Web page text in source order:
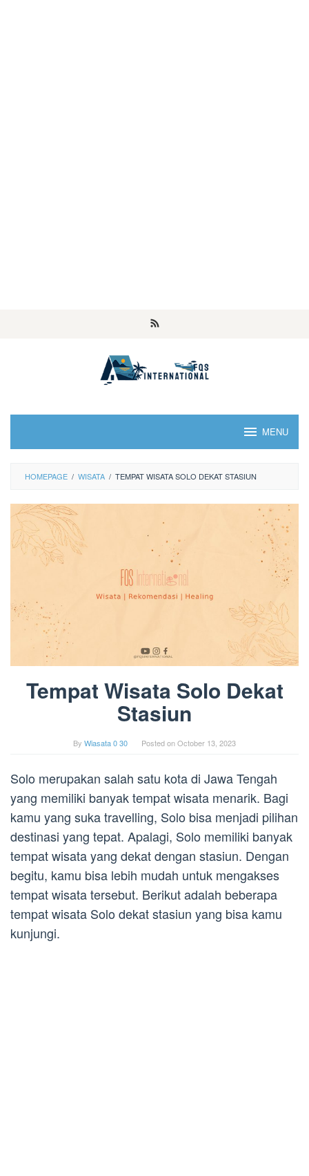
MENU
HOMEPAGE / WISATA / TEMPAT WISATA SOLO DEKAT STASIUN
Tempat Wisata Solo Dekat
Stasiun
By Wiasata 0 30 Posted onOctober 13, 2023
Solo merupakan salah satu kota di Jawa Tengah
yang memiliki banyak tempat wisata menarik. Bagi
kamu yang suka travelling, Solo bisa menjadi pilihan
destinasi yang tepat. Apalagi, Solo memiliki banyak
tempat wisata yang dekat dengan stasiun. Dengan
begitu, kamu bisa lebih mudah untuk mengakses
tempat wisata tersebut. Berikut adalah beberapa
tempat wisata Solo dekat stasiun yang bisa kamu
kunjungi.